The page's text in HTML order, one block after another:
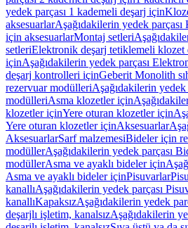
yedek parçası 1 kademeli deşarj için
aksesuarlarAşağıdakilerin yedek
için aksesuarlarMontaj setleri
setleriElektronik deşarj tetiklemeli klozet
içinAşağıdakilerin yedek parçası
deşarj kontrolleri içinGeberit Monolith
rezervuar modülleriAşağıdakilerin
modülleriAsma klozetler için
klozetler içinYere oturan klozetler için
Yere oturan klozetler içinAksesuarlar
AksesuarlarSarf malzemesiBideler için
modüllerAşağıdakilerin yedek parçası
modüllerAsma ve ayaklı bideler için
Asma ve ayaklı bideler içinPisuvarlar
kanallıAşağıdakilerin yedek parçası
kanallıKapaksızAşağıdakilerin yedek
deşarjlı işletim, kanalsızAşağıdakilerin